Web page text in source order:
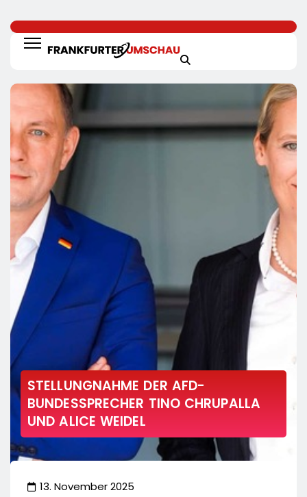
STELLUNGNAHME DER AFD-
BUNDESSPRECHER TINO CHRUPALLA
UND ALICE WEIDEL
13. November 2025